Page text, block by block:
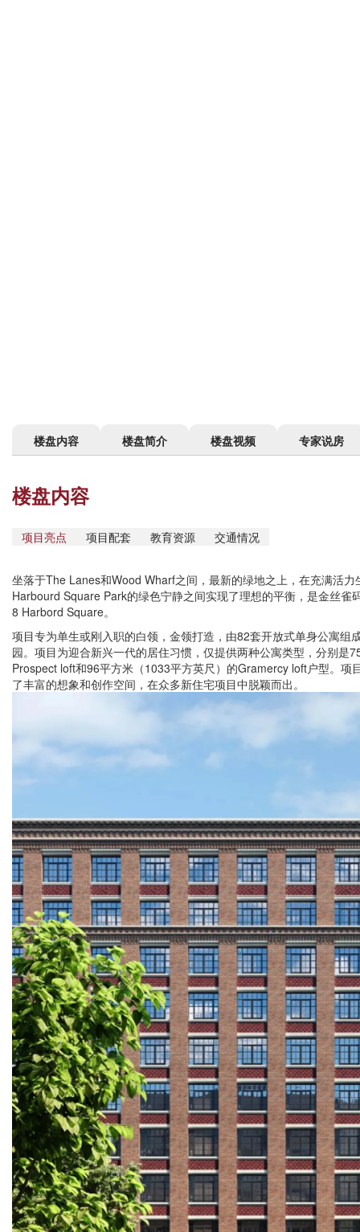
楼盘内容 楼盘简介 楼盘视频 专家说房
楼盘内容
项目亮点 项目配套 教育资源 交通情况
坐落于The Lanes和Wood Wharf之间，最新的绿地之上，在充满活
Harbourd Square Park的绿色宁静之间实现了理想的平衡，是金丝
8 Harbord Square。
项目专为单生或刚入职的白领，金领打造，由82套开放式单身公寓组
园。项目为迎合新兴一代的居住习惯，仅提供两种公寓类型，分别是
Prospect loft和96平方米（1033平方英尺）的Gramercy loft户型。项
了丰富的想象和创作空间，在众多新住宅项目中脱颖而出。